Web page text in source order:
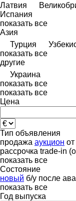
Латвия
Испания
показать все
Азия
Турция
показать все
другие
Украина
показать все
показать все
Цена
Тип объявления
продажа аукцион
рассрочка trade-in
показать все
Состояние
новый б/у после
показать все
Год выпуска